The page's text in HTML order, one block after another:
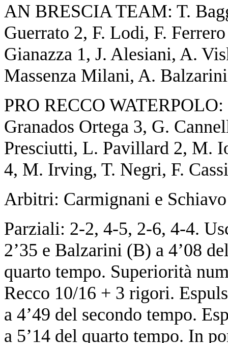
AN BRESCIA TEAM: T.
Guerrato 2, F. Lodi, F.
Gianazza 1, J. Alesiani, A.
Massenza Milani, A.
PRO RECCO
Granados Ortega 3, G.
Presciutti, L. Pavillard 2, M.
4, M. Irving, T. Negri, F.
Arbitri: Carmignani e Schiavo
Parziali: 2-2, 4-5, 2-6, 4-4.
2’35 e Balzarini (B) a 4’08
quarto tempo. Superiorità
Recco 10/16 + 3 rigori.
a 4’49 del secondo tempo.
a 5’14 del quarto tempo. In